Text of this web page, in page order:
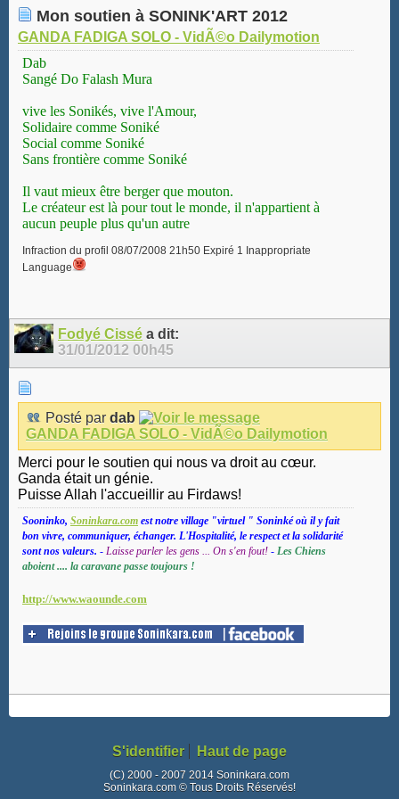
Mon soutien à SONINK'ART 2012
GANDA FADIGA SOLO - VidÃ©o Dailymotion
Dab
Sangé Do Falash Mura
vive les Sonikés, vive l'Amour,
Solidaire comme Soniké
Social comme Soniké
Sans frontière comme Soniké
Il vaut mieux être berger que mouton.
Le créateur est là pour tout le monde, il n'appartient à
aucun peuple plus qu'un autre
Infraction du profil 08/07/2008 21h50 Expiré 1 Inappropriate
Language
Fodyé Cissé a dit:
31/01/2012 00h45
Posté par dab
GANDA FADIGA SOLO - VidÃ©o Dailymotion
Merci pour le soutien qui nous va droit au cœur.
Ganda était un génie.
Puisse Allah l'accueillir au Firdaws!
Sooninko, Soninkara.com est notre village "virtuel " Soninké où il y fait
bon vivre, communiquer, échanger. L'Hospitalité, le respect et la solidarité
sont nos valeurs. - Laisse parler les gens ... On s'en fout! - Les Chiens
aboient .... la caravane passe toujours !
http://www.waounde.com
S'identifier Haut de page
(C) 2000 - 2007 2014 Soninkara.com
Soninkara.com © Tous Droits Réservés!